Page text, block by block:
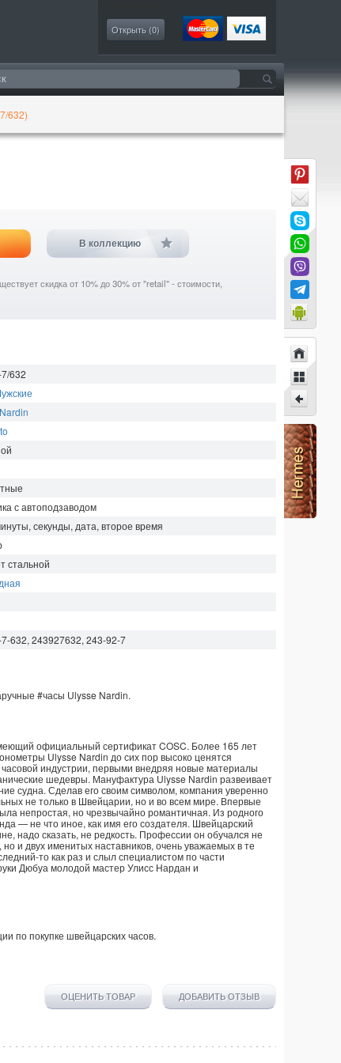
Открыть (0)
632)
В коллекцию
скидка от 10% до 30% от "retail" - стоимости,
632
с автоподзаводом
секунды, дата, второе время
стальной
632, 243927632, 243-92-7
#часы Ulysse Nardin.
официальный сертификат COSC. Более 165 лет
Ulysse Nardin до сих пор высоко ценятся
индустрии, первыми внедряя новые материалы
шедевры. Мануфактура Ulysse Nardin развеивает
судна. Сделав его своим символом, компания уверенно
не только в Швейцарии, но и во всем мире. Впервые
непростая, но чрезвычайно романтичная. Из родного
— не что иное, как имя его создателя. Швейцарский
надо сказать, не редкость. Профессии он обучался не
и двух именитых наставников, очень уважаемых в те
то как раз и слыл специалистом по части
Дюбуа молодой мастер Улисс Нардан и
по покупке швейцарских часов.
ОЦЕНИТЬ ТОВАР ДОБАВИТЬ ОТЗЫВ